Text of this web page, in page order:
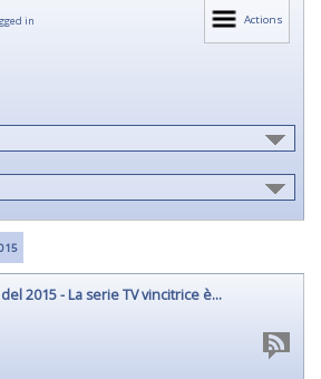
Actions
in
2015 - La serie TV vincitrice è...